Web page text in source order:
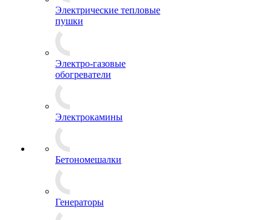
Электрические тепловые
пушки
Электро-газовые
обогреватели
Электрокамины
Бетономешалки
Генераторы